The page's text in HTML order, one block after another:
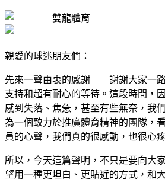
雙龍體育
親愛的球迷朋友們：
先來一聲由衷的感謝——謝謝大家一
支持和超有耐心的等待。這段時間，
感到失落、焦急，甚至有些無奈，我
為一個致力於推廣體育精神的團隊，
員的心聲，我們真的很感動，也很心
所以，今天這篇聲明，不只是要向大
望用一種更坦白、更貼近的方式，和